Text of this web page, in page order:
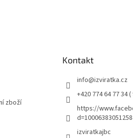
zboží
Kontakt
info@izviratka.cz
+420 774 64 77 34 (
https://
izviratkajbc